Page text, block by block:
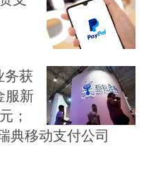
务获
服新
；
典移动支付公司